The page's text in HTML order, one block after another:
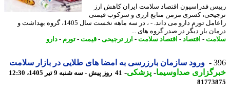
فدراسیون اقتصاد سلامت ایران کاهش ارز
کسری مزمن منابع ارزی و سرکوب قیمتی
راعامل تورم دارو می داند. - ، در سه ماهه نخست سال 1405، گروه بهداشت و
بار دیگر در صدر گروه های ...
-اقتصاد-اقتصاد سلامت-ارز ترجیحی-قیمت-تورم-دارو
ورود سازمان بارزرسی به امضا های طلایی در بازار سلامت
صداوسیما-پزشکی-41 روز پیش - سه شنبه 9 تیر 1405، 12:30